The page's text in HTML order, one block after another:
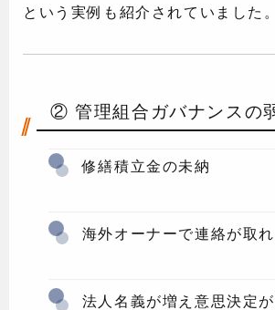
という実例も紹介されていました。
② 管理組合ガバナンスの
修繕積立金の未納
海外オーナーで連絡が取
法人名義が増え意思決定